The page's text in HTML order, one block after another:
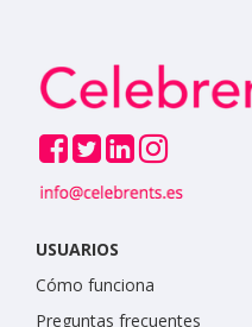
USUARIOS
Cómo funciona
Preguntas frecuentes